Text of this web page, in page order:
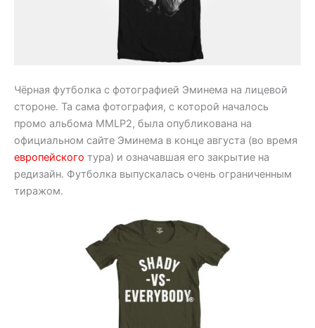
Чёрная футболка с фотографией Эминема на лицевой
стороне. Та сама фотография, с которой началось
промо альбома MMLP2, была опубликована на
официальном сайте Эминема в конце августа (во время
европейского тура) и означавшая его закрытие на
редизайн. Футболка выпускалась очень ограниченным
тиражом.